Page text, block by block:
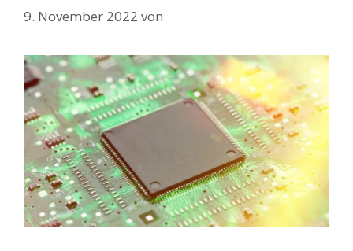
9. November 2022 von